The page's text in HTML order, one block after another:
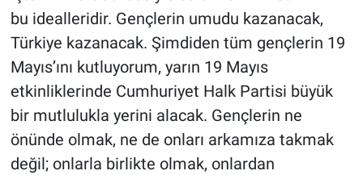
bu idealleridir. Gençlerin umudu kazanacak,
Türkiye kazanacak. Şimdiden tüm gençlerin 19
Mayıs’ını kutluyorum, yarın 19 Mayıs
etkinliklerinde Cumhuriyet Halk Partisi büyük
bir mutlulukla yerini alacak. Gençlerin ne
önünde olmak, ne de onları arkamıza takmak
değil; onlarla birlikte olmak, onlardan